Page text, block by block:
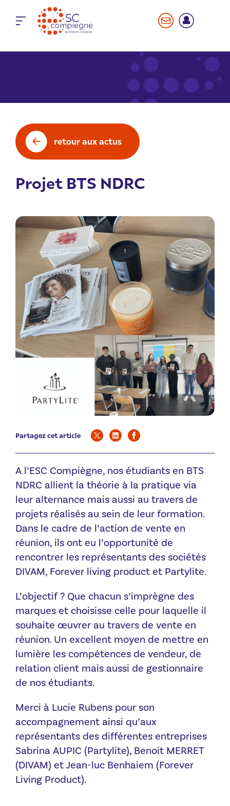
retour aux actus
Projet BTS NDRC
Partagez cet article
A l’ESC Compiègne, nos étudiants en BTS
NDRC allient la théorie à la pratique via
leur alternance mais aussi au travers de
projets réalisés au sein de leur formation.
Dans le cadre de l’action de vente en
réunion, ils ont eu l’opportunité de
rencontrer les représentants des sociétés
DIVAM, Forever living product et Partylite.
L’objectif ? Que chacun s’imprègne des
marques et choisisse celle pour laquelle il
souhaite œuvrer au travers de vente en
réunion. Un excellent moyen de mettre en
lumière les compétences de vendeur, de
relation client mais aussi de gestionnaire
de nos étudiants.
Merci à Lucie Rubens pour son
accompagnement ainsi qu’aux
représentants des différentes entreprises
Sabrina AUPIC (Partylite), Benoit MERRET
(DIVAM) et Jean-luc Benhaiem (Forever
Living Product).